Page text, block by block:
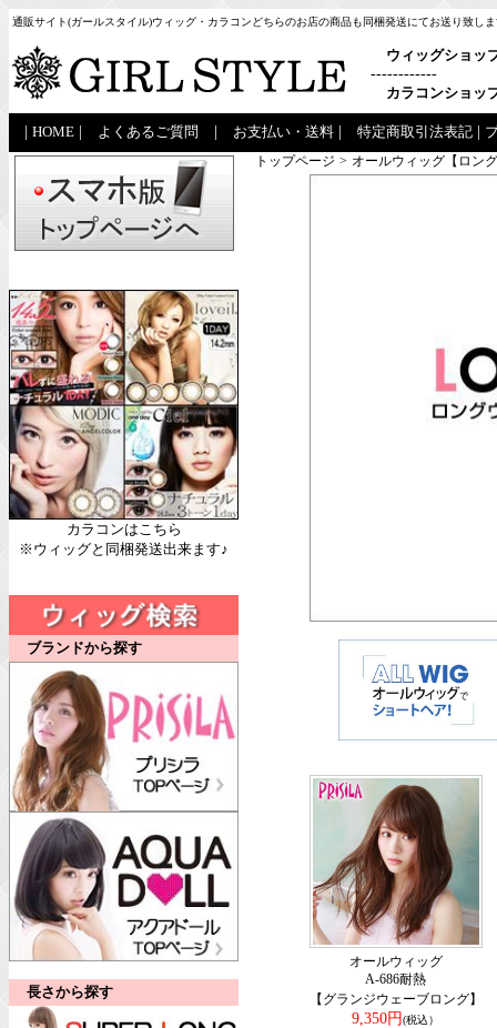
通販サイト(ガールスタイル)ウィッグ・カラコンどちらのお店の商品も同梱発送にてお送り致し
ウィッグショッ
------------
カラコンショッ
HOME よくあるご質問 お支払い・送料 特定商取引法表記
カラコンはこちら
※ウィッグと同梱発送出来ます♪
ブランドから探す
長さから探す
トップページ > オールウィッグ【ロン
オールウィッグ
A-686耐熱
【グランジウェーブロング】
9,350円(税込）